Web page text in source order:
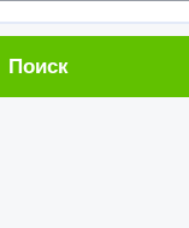
Поиск